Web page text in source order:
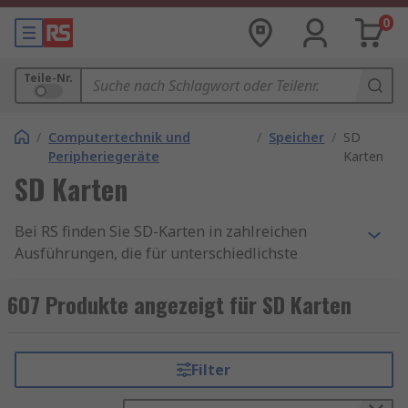
0
Teile-Nr.
/ Computertechnik und
Peripheriegeräte
/ Speicher / SD
Karten
SD Karten
Bei RS finden Sie SD-Karten in zahlreichen
Ausführungen, die für unterschiedlichste
Kategorien decken sowohl Standardlösungen als
auch spezialisierte Anforderungen ab – von der
Nutzung in Kameras und mobilen Geräten.
Unsere SD-Karten sind in verschiedenen
607 Produkte angezeigt für SD Karten
Filter